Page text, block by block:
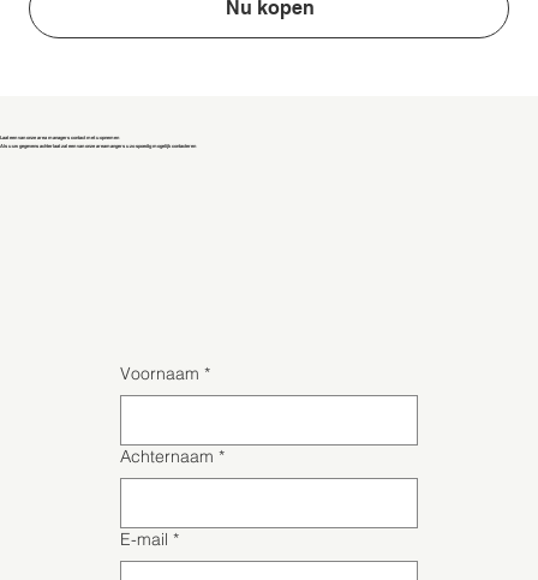
Nu kopen
Laat een van onze area managers contact met u opnemen
Als u uw gegevens achterlaat zal een van onze areamangers u zo spoedig mogelijk contacteren
Voornaam *
Achternaam *
E-mail *